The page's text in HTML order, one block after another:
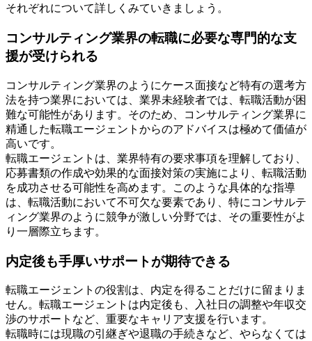
それぞれについて詳しくみていきましょう。
コンサルティング業界の転職に必要な専門的な支
援が受けられる
コンサルティング業界のようにケース面接など特有の選考方
法を持つ業界においては、業界未経験者では、転職活動が困
難な可能性があります。そのため、コンサルティング業界に
精通した転職エージェントからのアドバイスは極めて価値が
高いです。
転職エージェントは、業界特有の要求事項を理解しており、
応募書類の作成や効果的な面接対策の実施により、転職活動
を成功させる可能性を高めます。このような具体的な指導
は、転職活動において不可欠な要素であり、特にコンサルテ
ィング業界のように競争が激しい分野では、その重要性がよ
り一層際立ちます。
内定後も手厚いサポートが期待できる
転職エージェントの役割は、内定を得ることだけに留まりま
せん。転職エージェントは内定後も、入社日の調整や年収交
渉のサポートなど、重要なキャリア支援を行います。
転職時には現職の引継ぎや退職の手続きなど、やらなくては